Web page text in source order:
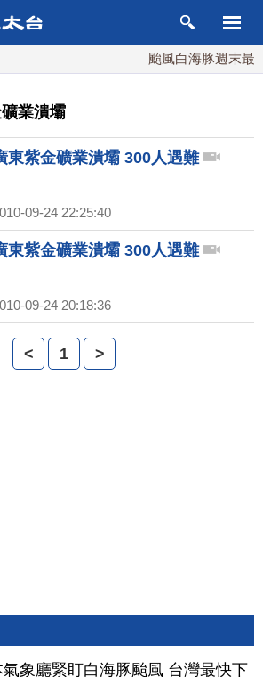
颱風白海豚週末最
業潰壩
東紫金礦業潰壩 300人遇難
09-24 22:25:40
東紫金礦業潰壩 300人遇難
09-24 20:18:36
< 1 >
氣象廳緊盯白海豚颱風 台灣最快下